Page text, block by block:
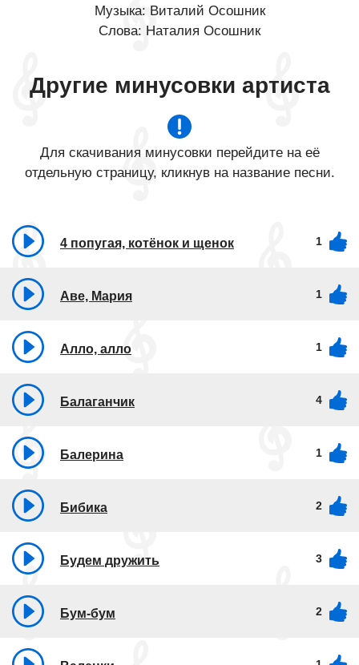
Музыка: Виталий Осошник
Слова: Наталия Осошник
Другие минусовки артиста
Для скачивания минусовки перейдите на её
отдельную страницу, кликнув на название песни.
4 попугая, котёнок и щенок 1
Аве, Мария 1
Алло, алло 1
Балаганчик 4
Балерина 1
Бибика 2
Будем дружить 3
Бум-бум 2